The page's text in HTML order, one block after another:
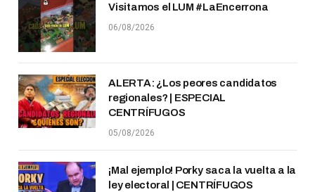
Visitamos el LUM #LaEncerrona
06/08/2026
ALERTA: ¿Los peores candidatos
regionales? | ESPECIAL
CENTRÍFUGOS
05/08/2026
¡Mal ejemplo! Porky saca la vuelta a la
ley electoral | CENTRÍFUGOS